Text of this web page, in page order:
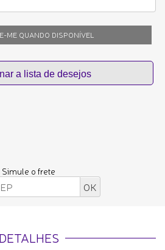
ME QUANDO DISPONÍVEL
Simule o frete
DETALHES